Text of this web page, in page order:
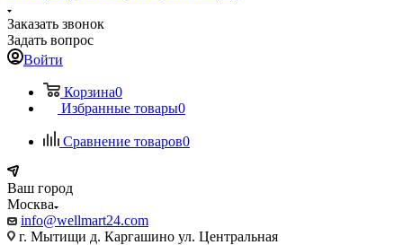
Заказать звонок
Задать вопрос
Войти
Корзина0
Избранные товары0
Сравнение товаров0
Ваш город
Москва
info@wellmart24.com
г. Мытищи д. Каргашино ул. Центральная